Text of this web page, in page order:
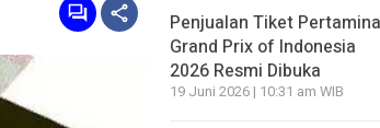
Penjualan Tiket Pertamina
Grand Prix of Indonesia
2026 Resmi Dibuka
19 Juni 2026 | 10:31 am WIB